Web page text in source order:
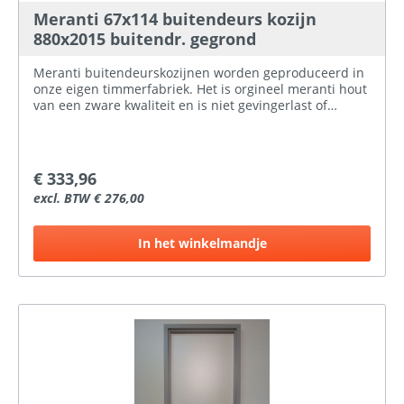
Meranti 67x114 buitendeurs kozijn
880x2015 buitendr. gegrond
Meranti buitendeurskozijnen worden geproduceerd in
onze eigen timmerfabriek. Het is orgineel meranti hout
van een zware kwaliteit en is niet gevingerlast of
Hier bij ProBouwen hebben wij meranti
buitendeurskozijnen voor verschillende standaard
deurmaten op voorraad, zowel naar binnen- als naar
€ 333,96
excl. BTW € 276,00
In het winkelmandje